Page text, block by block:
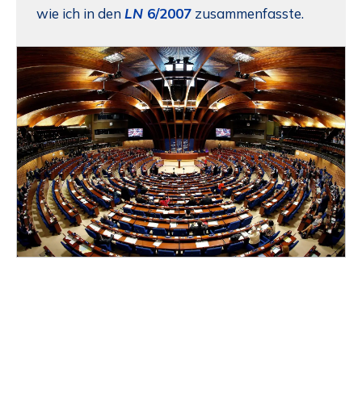
wie ich in den LN 6/2007 zusammenfasste.